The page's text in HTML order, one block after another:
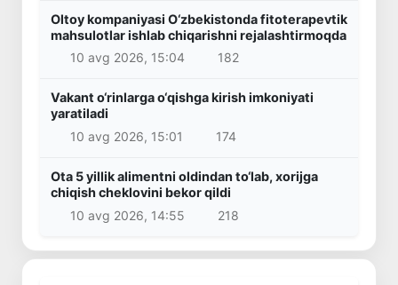
Oltoy kompaniyasi O‘zbekistonda fitoterapevtik
mahsulotlar ishlab chiqarishni rejalashtirmoqda
10 avg 2026, 15:04
182
Vakant o‘rinlarga o‘qishga kirish imkoniyati
yaratiladi
10 avg 2026, 15:01
174
Ota 5 yillik alimentni oldindan to‘lab, xorijga
chiqish cheklovini bekor qildi
10 avg 2026, 14:55
218